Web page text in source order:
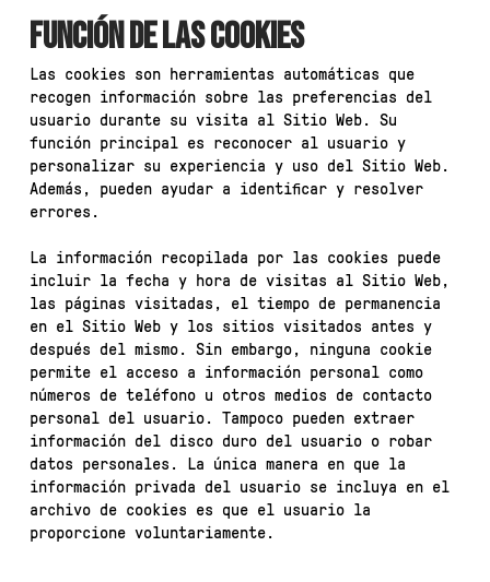
FUNCIÓN DE LAS COOKIES
Las cookies son herramientas automáticas que
recogen información sobre las preferencias del
usuario durante su visita al Sitio Web. Su
función principal es reconocer al usuario y
personalizar su experiencia y uso del Sitio Web.
Además, pueden ayudar a identificar y resolver
errores.
La información recopilada por las cookies puede
incluir la fecha y hora de visitas al Sitio Web,
las páginas visitadas, el tiempo de permanencia
en el Sitio Web y los sitios visitados antes y
después del mismo. Sin embargo, ninguna cookie
permite el acceso a información personal como
números de teléfono u otros medios de contacto
personal del usuario. Tampoco pueden extraer
información del disco duro del usuario o robar
datos personales. La única manera en que la
información privada del usuario se incluya en el
archivo de cookies es que el usuario la
proporcione voluntariamente.